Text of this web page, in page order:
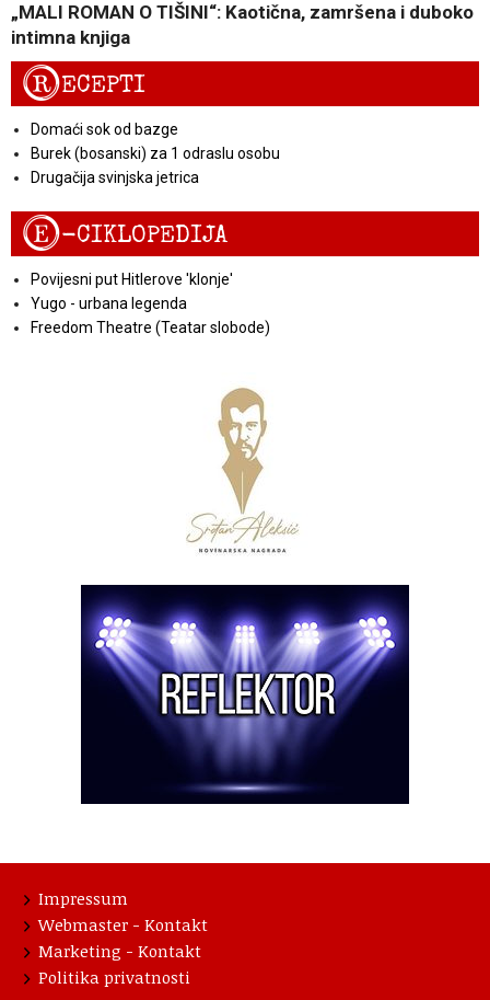
„MALI ROMAN O TIŠINI“: Kaotična, zamršena i duboko
intimna knjiga
RECEPTI
Domaći sok od bazge
Burek (bosanski) za 1 odraslu osobu
Drugačija svinjska jetrica
E-CIKLOPEDIJA
Povijesni put Hitlerove 'klonje'
Yugo - urbana legenda
Freedom Theatre (Teatar slobode)
Impressum
Webmaster - Kontakt
Marketing - Kontakt
Politika privatnosti